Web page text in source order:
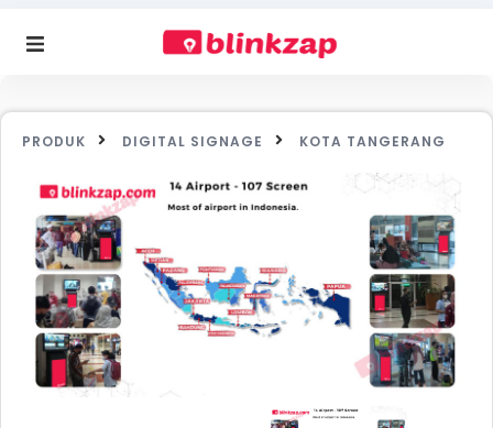
PRODUK DIGITAL SIGNAGE KOTA TANGERANG